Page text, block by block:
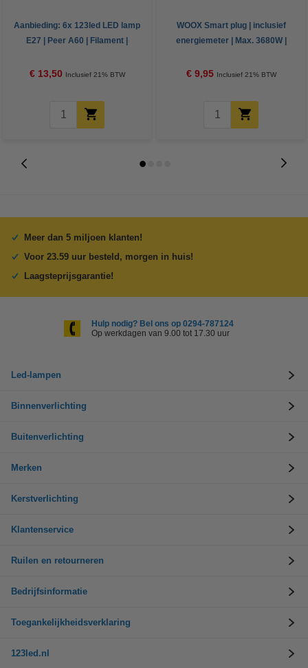
Aanbieding: 6x 123led LED lamp
E27 | Peer A60 | Filament |
€ 13,50 Inclusief 21% BTW
WOOX Smart plug | inclusief
energiemeter | Max. 3680W |
€ 9,95 Inclusief 21% BTW
Meer dan 5 miljoen klanten!
Voor 23.59 uur besteld, morgen in huis!
Laagsteprijsgarantie!
Hulp nodig? Bel ons op 0294-787124
Op werkdagen van 9.00 tot 17.30 uur
Led-lampen
Binnenverlichting
Buitenverlichting
Merken
Kerstverlichting
Klantenservice
Ruilen en retourneren
Bedrijfsinformatie
Toegankelijkheidsverklaring
123led.nl